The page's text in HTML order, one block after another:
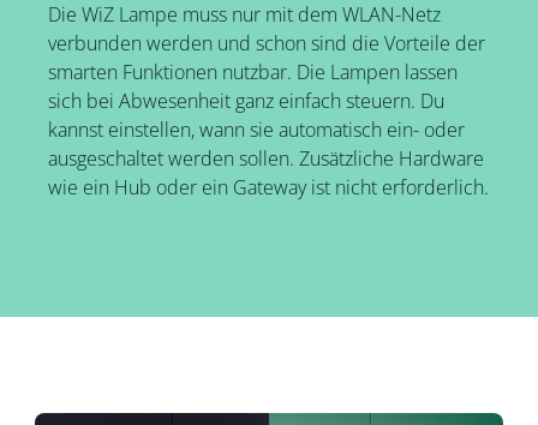
Die WiZ Lampe muss nur mit dem WLAN-Netz
verbunden werden und schon sind die Vorteile der
smarten Funktionen nutzbar. Die Lampen lassen
sich bei Abwesenheit ganz einfach steuern. Du
kannst einstellen, wann sie automatisch ein- oder
ausgeschaltet werden sollen. Zusätzliche Hardware
wie ein Hub oder ein Gateway ist nicht erforderlich.